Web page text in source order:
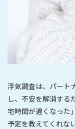
浮気調査は、パート
し、不安を解消する
宅時間が遅くなった
予定を教えてくれな